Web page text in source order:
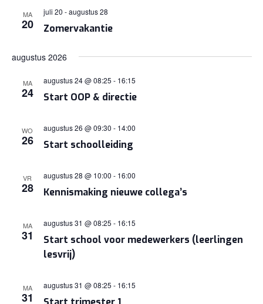
MA
20 Zomervakantie
juli 20 -augustus 28
augustus 2026
MA
24 Start OOP & directie
augustus 24 @ 08:25 - 16:15
WO
26 Start schoolleiding
augustus 26 @ 09:30 - 14:00
VR
28 Kennismaking nieuwe collega’s
augustus 28 @ 10:00 - 16:00
MA
31
Start school voor medewerkers (leerlingen
lesvrij)
augustus 31 @ 08:25 - 16:15
MA
31
augustus 31 @ 08:25 - 16:15